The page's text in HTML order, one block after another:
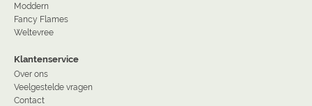
Moddern
Fancy Flames
Weltevree
Klantenservice
Over ons
Veelgestelde vragen
Contact